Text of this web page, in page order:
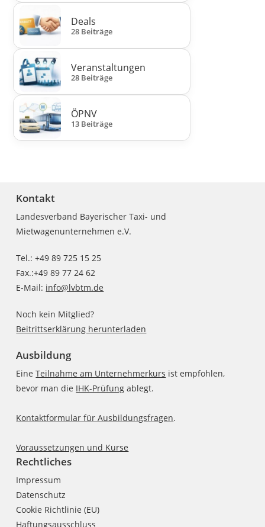
Deals
28 Beiträge
Veranstaltungen
28 Beiträge
ÖPNV
13 Beiträge
Kontakt
Landesverband Bayerischer Taxi- und
Mietwagenunternehmen e.V.
Tel.: +49 89 725 15 25
Fax.:+49 89 77 24 62
E-Mail: info@lvbtm.de
Noch kein Mitglied?
Beitrittserklärung herunterladen
Ausbildung
EineTeilnahme am Unternehmerkurs ist empfohlen,
bevor man die IHK-Prüfung ablegt.
Kontaktformular für Ausbildungsfragen.
Voraussetzungen und Kurse
Rechtliches
Impressum
Datenschutz
Cookie Richtlinie (EU)
Haftungsausschluss